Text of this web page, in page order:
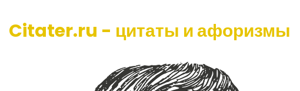
Citater.ru - цитаты и афоризмы